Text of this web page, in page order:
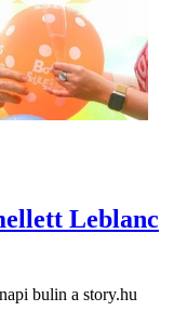
Leblanc
bulin a story.hu